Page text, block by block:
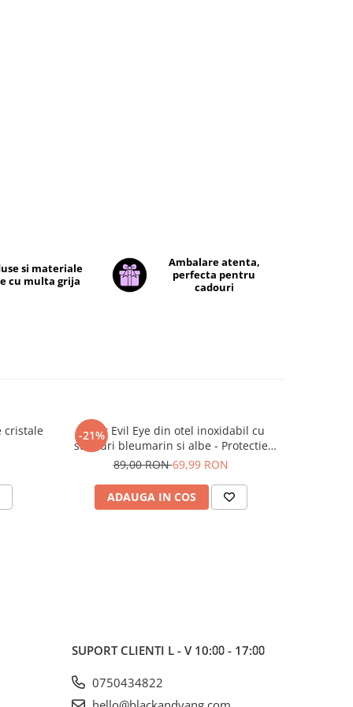
si materiale
cu multa grija
Ambalare atenta,
perfecta pentru
cadouri
cristale
-21%
Colier Evil Eye din otel inoxidabil cu
strasuri bleumarin si albe - Protectie
energii negative
89,00 RON69,99 RON
ADAUGA IN COS
SUPORT CLIENTI L - V 10:⩇⩇ - 17:⩇⩇
0750434822